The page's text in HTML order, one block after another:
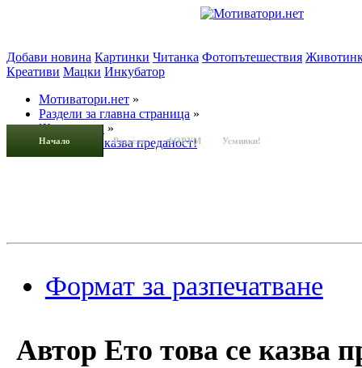
Начало Раздели ФОРУМ Усмивки!
Добави новина Картинки Читанка Фотопътешествия
Креативи Мацки Инкубатор
Мотиватори.нет »
Раздели за главна страница »
Животинки »
Ето това се казва преданост!
Формат за разпечатване
Автор Ето това се казва